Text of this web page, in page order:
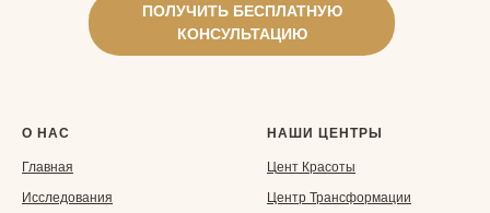
ПОЛУЧИТЬ БЕСПЛАТНУЮ
КОНСУЛЬТАЦИЮ
О НАС
Главная
Исследования
НАШИ ЦЕНТРЫ
Цент Красоты
Центр Трансформации